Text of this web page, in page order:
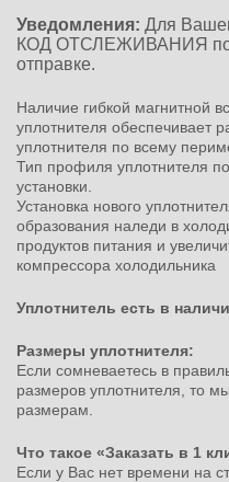
Уведомления: Для
КОД ОТСЛЕЖИВАНИЯ
отправке.
Наличие гибкой магнитной
уплотнителя обеспечивает
уплотнителя по всему
Тип профиля уплотнителя
установки.
Установка нового
образования наледи в
продуктов питания и
компрессора холодильника
Уплотнитель есть в
Размеры уплотнителя:
Если сомневаетесь в
размеров уплотнителя, то
размерам.
Что такое «Заказать в 1
Если у Вас нет времени на